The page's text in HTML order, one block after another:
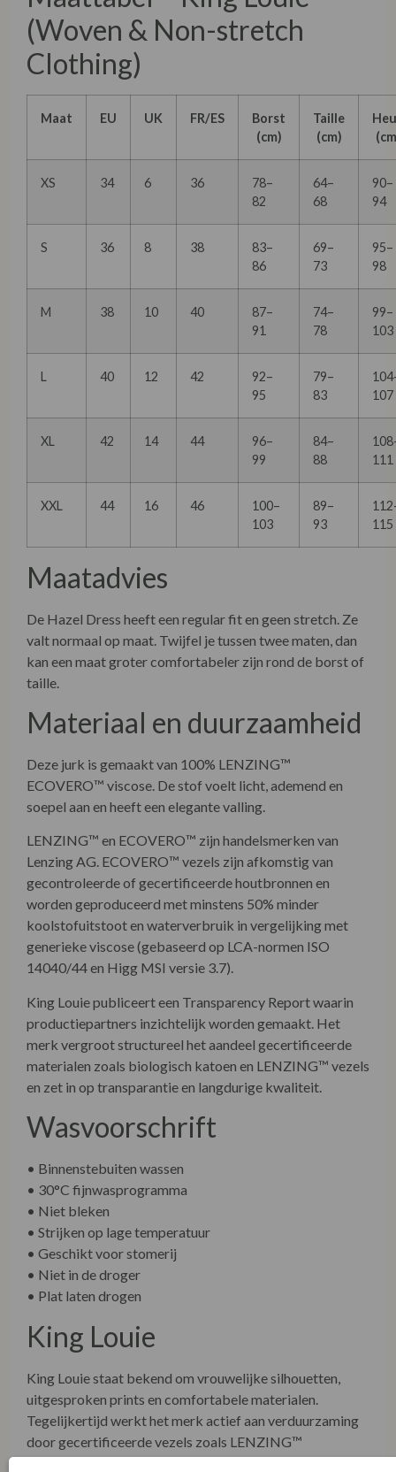
(Woven & Non-stretch
Clothing)
Maat EU UK FR/ES
Borst
(cm)
Taille
(cm)
XS 34 6 36
78–
82
64–
68
90–
94
S 36 8 38
83–
86
69–
73
95–
98
M 38 10 40
87–
91
74–
78
99–
103
L 40 12 42
92–
95
79–
83
107
XL 42 14 44
96–
99
84–
88
111
XXL 44 16 46
100–
103
89–
93
115
Maatadvies
De Hazel Dress heeft een regular fit en geen stretch. Ze
valt normaal op maat. Twijfel je tussen twee maten, dan
kan een maat groter comfortabeler zijn rond de borst of
taille.
Materiaal en duurzaamheid
Deze jurk is gemaakt van 100% LENZING™
ECOVERO™ viscose. De stof voelt licht, ademend en
soepel aan en heeft een elegante valling.
LENZING™ en ECOVERO™ zijn handelsmerken van
Lenzing AG. ECOVERO™ vezels zijn afkomstig van
gecontroleerde of gecertificeerde houtbronnen en
worden geproduceerd met minstens 50% minder
koolstofuitstoot en waterverbruik in vergelijking met
generieke viscose (gebaseerd op LCA-normen ISO
14040/44 en Higg MSI versie 3.7).
King Louie publiceert een Transparency Report waarin
productiepartners inzichtelijk worden gemaakt. Het
merk vergroot structureel het aandeel gecertificeerde
materialen zoals biologisch katoen en LENZING™ vezels
en zet in op transparantie en langdurige kwaliteit.
Wasvoorschrift
• Binnenstebuiten wassen
• 30°C fijnwasprogramma
• Niet bleken
• Strijken op lage temperatuur
• Geschikt voor stomerij
• Niet in de droger
• Plat laten drogen
King Louie
King Louie staat bekend om vrouwelijke silhouetten,
uitgesproken prints en comfortabele materialen.
Tegelijkertijd werkt het merk actief aan verduurzaming
door gecertificeerde vezels zoals LENZING™
ECOVERO™ te gebruiken, transparantie in de